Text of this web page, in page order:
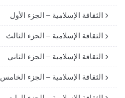
الثقافة الإسلامية – الجزء الأول
الثقافة الإسلامية – الجزء الثالث
الثقافة الإسلامية – الجزء الثاني
الثقافة الإسلامية – الجزء الخامس